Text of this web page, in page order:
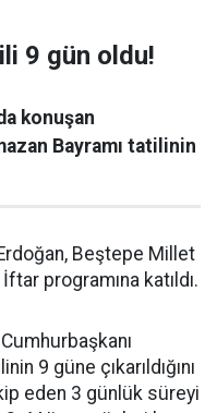
9 gün oldu!
konuşan
Bayramı tatilinin
Beştepe Millet
programına katıldı.
9 güne çıkarıldığını
eden 3 günlük süreyi